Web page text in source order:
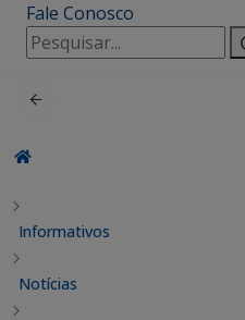
Fale Conosco
Pesquisar
por:
Informativos
Notícias